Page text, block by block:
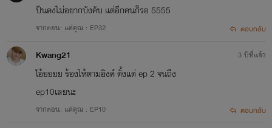
ปืนคงไม่อยากบังคับ แต่อีกคนก็รอ 5555
จากตอน: แค่คุณ : EP32 ตอบกลับ
Kwang21
โอ้ยยยย ร้องไห้ตามอิงค์ ตั้งแต่ ep 2 จนถึง
ep10เลยนะ
จากตอน: แค่คุณ : EP10
3 ปีที่แล้ว
ตอบกลับ